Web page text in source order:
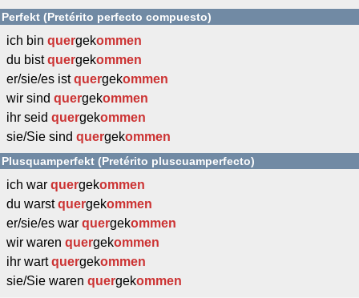
Perfekt (Pretérito perfecto compuesto)
ich bin quergekommen
du bistquergekommen
er/sie/es istquergekommen
wir sind quergekommen
ihr seid quergekommen
sie/Sie sind quergekommen
Plusquamperfekt (Pretérito pluscuamperfecto)
ich war quergekommen
du warstquergekommen
er/sie/es war quergekommen
wir waren quergekommen
ihr wartquergekommen
sie/Sie waren quergekommen